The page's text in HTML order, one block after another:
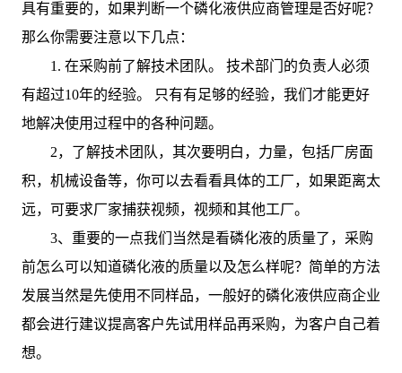
具有重要的，如果判断一个磷化液供应商管理是否好呢？
那么你需要注意以下几点：
1. 在采购前了解技术团队。 技术部门的负责人必须
有超过10年的经验。 只有有足够的经验，我们才能更好
地解决使用过程中的各种问题。
2，了解技术团队，其次要明白，力量，包括厂房面
积，机械设备等，你可以去看看具体的工厂，如果距离太
远，可要求厂家捕获视频，视频和其他工厂。
3、重要的一点我们当然是看磷化液的质量了，采购
前怎么可以知道磷化液的质量以及怎么样呢？简单的方法
发展当然是先使用不同样品，一般好的磷化液供应商企业
都会进行建议提高客户先试用样品再采购，为客户自己着
想。